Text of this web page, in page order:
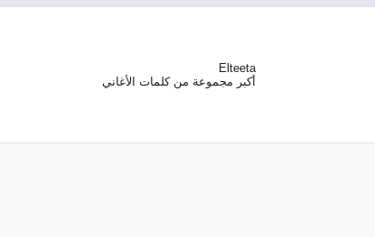
Elteeta
أكبر مجموعة من كلمات الأغاني